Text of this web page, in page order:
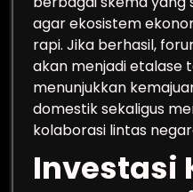
agar ekosistem
rapi. Jika berhasil,
akan menjadi etalase
menunjukkan
domestik sekaligus
kolaborasi lintas
Investasi